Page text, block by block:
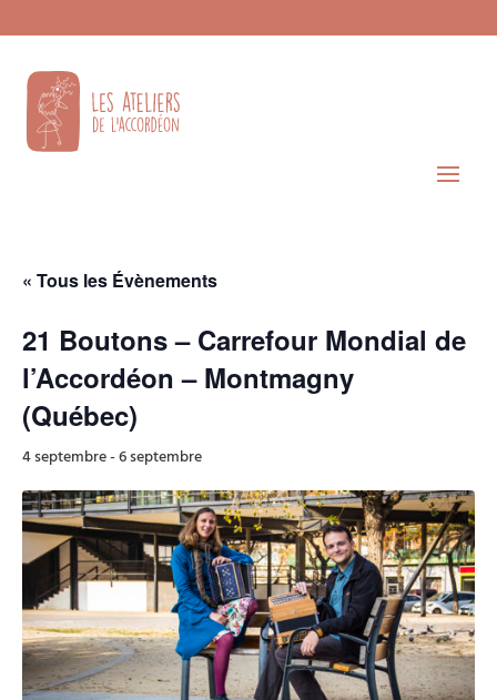
« Tous les Évènements
21 Boutons – Carrefour Mondial de
l’Accordéon – Montmagny
(Québec)
4 septembre-6 septembre